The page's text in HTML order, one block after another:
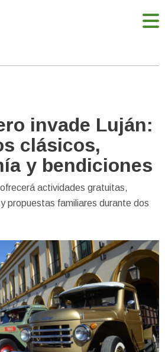
invade Luján:
clásicos,
y bendiciones
ofrecerá actividades gratuitas,
propuestas familiares durante dos